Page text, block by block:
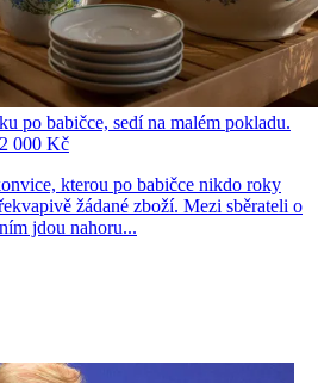
po babičce, sedí na malém pokladu.
000 Kč
kterou po babičce nikdo roky
žádané zboží. Mezi sběrateli o
jdou nahoru...